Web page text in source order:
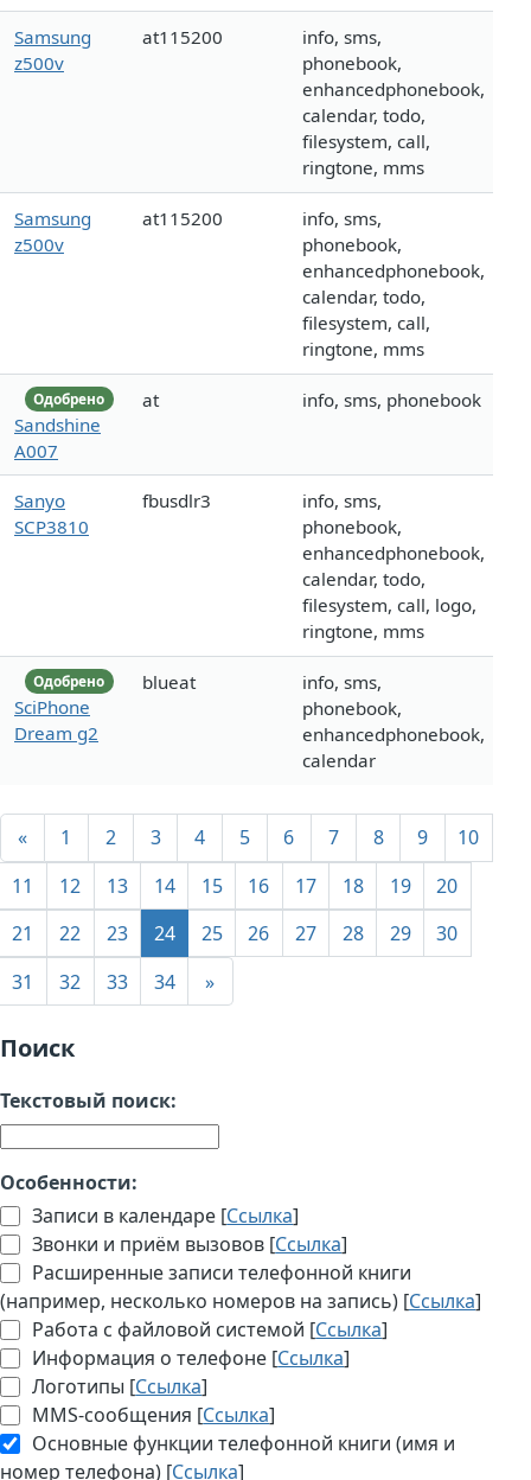
Samsung
z500v
at115200
info, sms,
phonebook,
enhancedphonebook,
calendar, todo,
filesystem, call,
ringtone, mms
Samsung
z500v
at115200
info, sms,
phonebook,
enhancedphonebook,
calendar, todo,
filesystem, call,
ringtone, mms
Одобрено
Sandshine
A007
at info, sms, phonebook
Sanyo
SCP3810
fbusdlr3
info, sms,
phonebook,
enhancedphonebook,
calendar, todo,
filesystem, call, logo,
ringtone, mms
Одобрено
SciPhone
Dream g2
blueat
info, sms,
phonebook,
enhancedphonebook,
calendar
« 1 2 3 4 5 6 7 8 9
10
11
12 13 14 15 16 17 18 19
20
21
22 23 24 25 26 27 28 29
30
31
32 33 34 »
Поиск
Текстовый поиск:
Особенности:
Записи в календаре [Ссылка]
Звонки и приём вызовов [Ссылка]
Расширенные записи телефонной книги
(например, несколько номеров на запись) [Ссылка]
Работа с файловой системой [Ссылка]
Информация о телефоне [Ссылка]
Логотипы [Ссылка]
MMS-сообщения [Ссылка]
Основные функции телефонной книги (имя и
номер телефона) [Ссылка]